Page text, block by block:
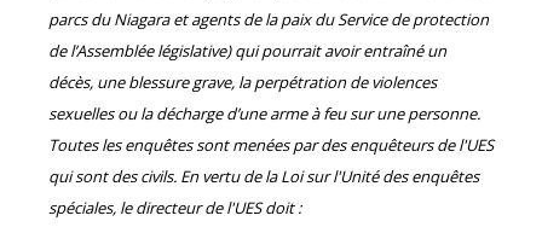
parcs du Niagara et agents de la paix du Service de protection
de l’Assemblée législative) qui pourrait avoir entraîné un
décès, une blessure grave, la perpétration de violences
sexuelles ou la décharge d’une arme à feu sur une personne.
Toutes les enquêtes sont menées par des enquêteurs de l'UES
qui sont des civils. En vertu de la Loi sur l'Unité des enquêtes
spéciales, le directeur de l'UES doit :